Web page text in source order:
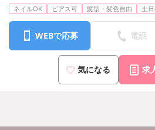
ネイルOK ピアス可 髪型・髪色自由 土
WEBで応募 電話
気になる 求